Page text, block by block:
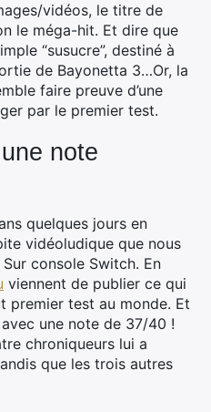
vidéos, le titre de
le méga-hit. Et dire que
“susucre”, destiné à
de Bayonetta 3…Or, la
faire preuve d’une
par le premier test.
note
quelques jours en
vidéoludique que nous
console Switch. En
viennent de publier ce qui
premier test au monde. Et
une note de 37/40 !
chroniqueurs lui a
que les trois autres